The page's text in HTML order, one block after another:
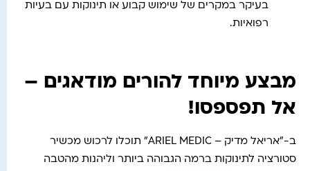
בעיקר במקרים של שימוש קבוע או תינוקות עם בעיות
רפואיות.
מבצע מיוחד להורים מודאגים –
אל תפספסו!
ב-"אריאל מדיק – ARIEL MEDIC" תוכלו לרכוש מכשיר
סטורציה לתינוקות ברמה הגבוהה ביותר וליהנות מהטבה